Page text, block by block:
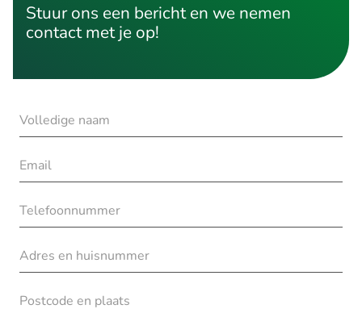
Stuur ons een bericht en we nemen
contact met je op!